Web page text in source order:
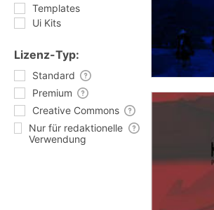
Templates
Ui Kits
Lizenz-Typ:
Standard
Premium
Creative Commons
Nur für redaktionelle
Verwendung